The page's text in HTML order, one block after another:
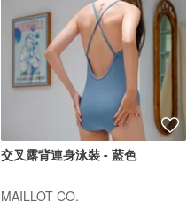
交叉露背連身泳裝 - 藍色
MAILLOT CO.